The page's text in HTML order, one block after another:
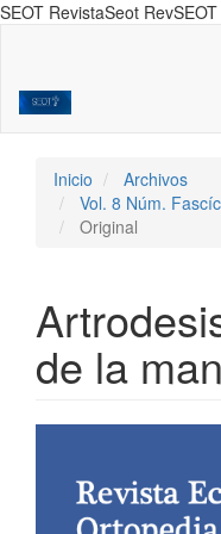
SEOT RevistaSeot RevSEOT
principal
Barra
Inicio
Archivos
Vol. 8 Núm.
Original
de la
lateral
del